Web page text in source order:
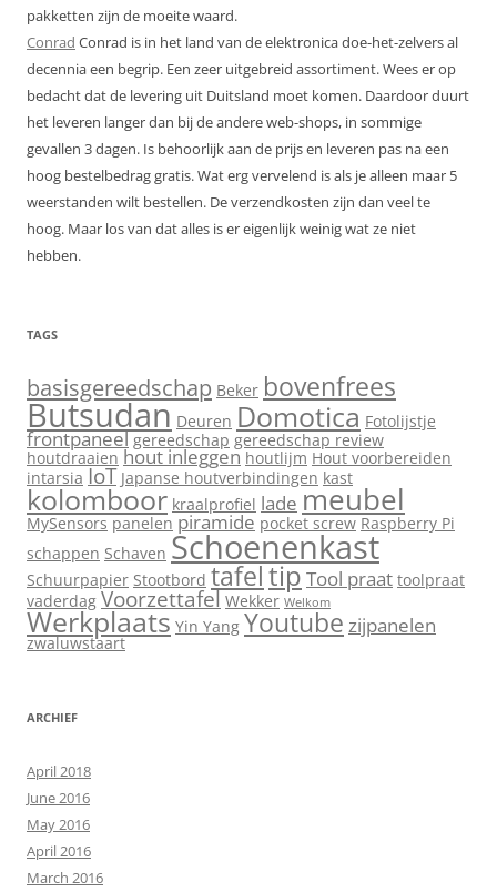
pakketten zijn de moeite waard.
Conrad Conrad is in het land van de elektronica doe-het-zelvers al
decennia een begrip. Een zeer uitgebreid assortiment. Wees er op
bedacht dat de levering uit Duitsland moet komen. Daardoor duurt
het leveren langer dan bij de andere web-shops, in sommige
gevallen 3 dagen. Is behoorlijk aan de prijs en leveren pas na een
hoog bestelbedrag gratis. Wat erg vervelend is als je alleen maar 5
weerstanden wilt bestellen. De verzendkosten zijn dan veel te
hoog. Maar los van dat alles is er eigenlijk weinig wat ze niet
hebben.
TAGS
basisgereedschap Beker bovenfrees
Butsudan Deuren Domotica Fotolijstje
frontpaneel gereedschap gereedschap review
houtdraaien hout inleggen houtlijm Hout voorbereiden
intarsia IoT Japanse houtverbindingen kast
kolomboor kraalprofiel lade meubel
MySensors panelen piramide pocket screw Raspberry Pi
schappen Schaven Schoenenkast
Schuurpapier Stootbord tafeltipTool praat toolpraat
vaderdag Voorzettafel Wekker Welkom
Werkplaats Yin Yang Youtube zijpanelen
zwaluwstaart
ARCHIEF
April 2018
June 2016
May 2016
April 2016
March 2016